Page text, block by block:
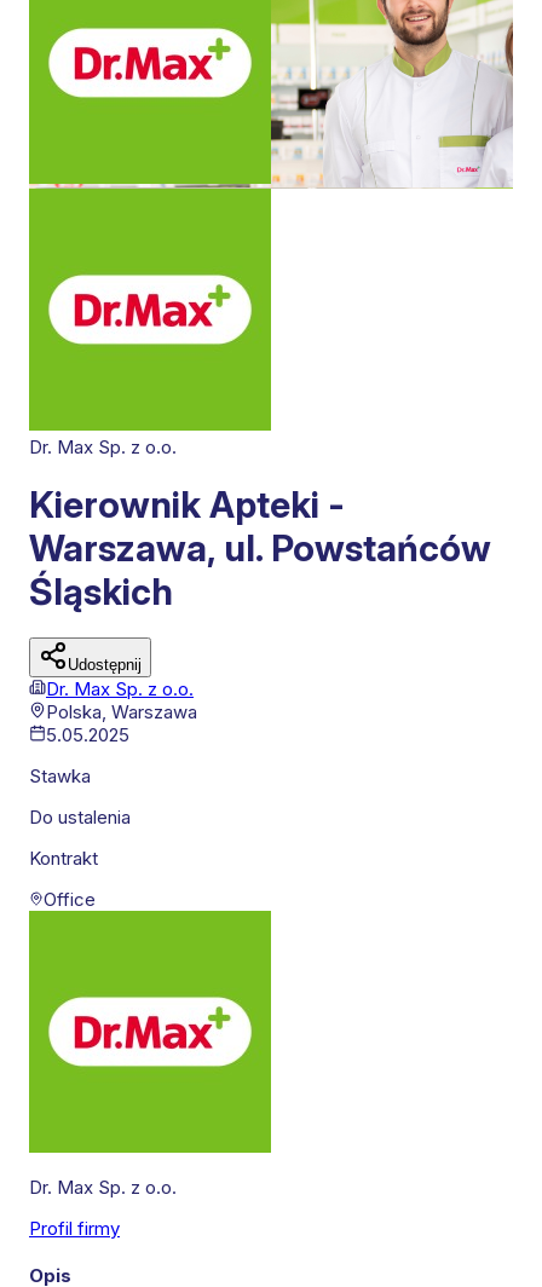
Dr. Max Sp. z o.o.
Kierownik Apteki -
Warszawa, ul. Powstańców
Śląskich
Udostępnij
Dr. Max Sp. z o.o.
Polska, Warszawa
5.05.2025
Stawka
Do ustalenia
Kontrakt
Office
Dr. Max Sp. z o.o.
Profil firmy
Opis